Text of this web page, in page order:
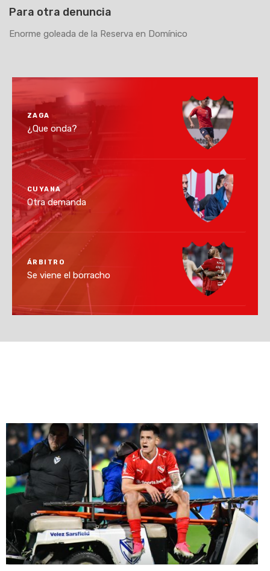
Para otra denuncia
Enorme goleada de la Reserva en Domínico
ZAGA
¿Que onda?
CUYANA
Otra demanda
ÁRBITRO
Se viene el borracho